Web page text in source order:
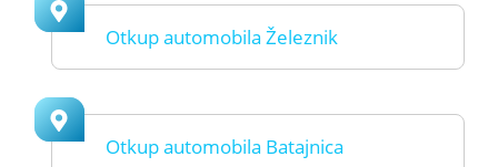
Otkup automobila Železnik
Otkup automobila Batajnica